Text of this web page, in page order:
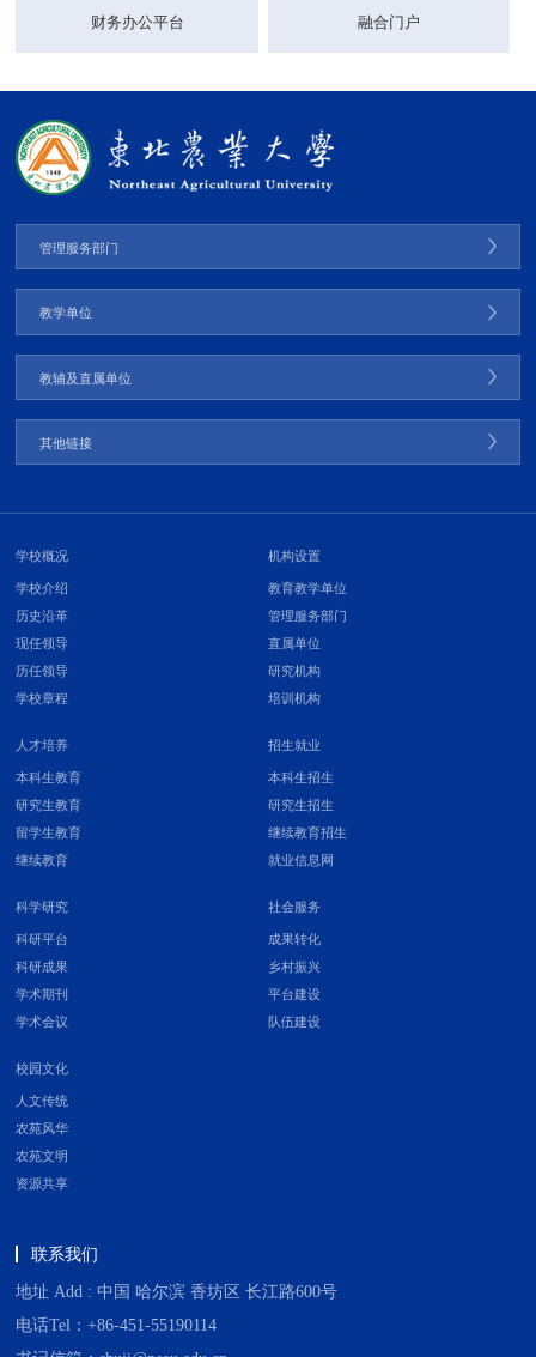
财务办公平台 融合门户
管理服务部门
教学单位
教辅及直属单位
其他链接
学校概况
学校介绍
历史沿革
现任领导
历任领导
学校章程
机构设置
教育教学单位
管理服务部门
直属单位
研究机构
培训机构
人才培养
本科生教育
研究生教育
留学生教育
继续教育
招生就业
本科生招生
研究生招生
继续教育招生
就业信息网
科学研究
科研平台
科研成果
学术期刊
学术会议
社会服务
成果转化
乡村振兴
平台建设
队伍建设
校园文化
人文传统
农苑风华
农苑文明
资源共享
联系我们
地址 Add : 中国 哈尔滨 香坊区 长江路600号
电话Tel：+86-451-55190114